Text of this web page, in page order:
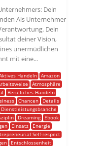
Dein
Als Unternehmer
Dein
deiner Vision,
unermüdlichen
mit eine...
Handeln Amazon
Atmosphäre
Berufliches Handeln
Chancen
Details
Dienstleistungsbranche
Dreaming
Ebook
Einsatz
Energie
Self-respect
Entschlossenheit